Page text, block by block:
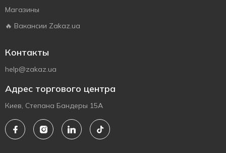
Магазины
🔥 Вакансии Zakaz.ua
Контакты
help@zakaz.ua
Адрес торгового центра
Киев, Степана Бандеры 15А